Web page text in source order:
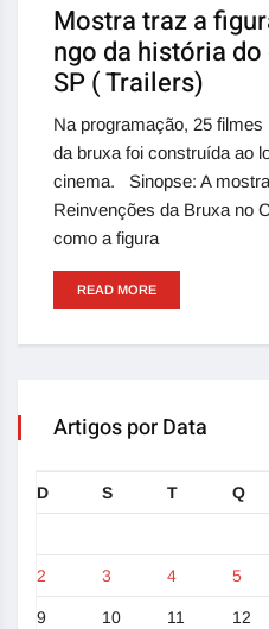
Mostra traz a
ngo da história
SP ( Trailers)
Na programação, 25
da bruxa foi construída ao
cinema. Sinopse: A
Reinvenções da Bruxa no
como a figura
READ MORE
Artigos por Data
D S T Q
2 3 4 5
9 10 11 12